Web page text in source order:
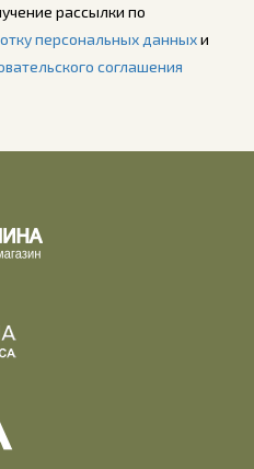
рассылки по
персональных данныхи
соглашения